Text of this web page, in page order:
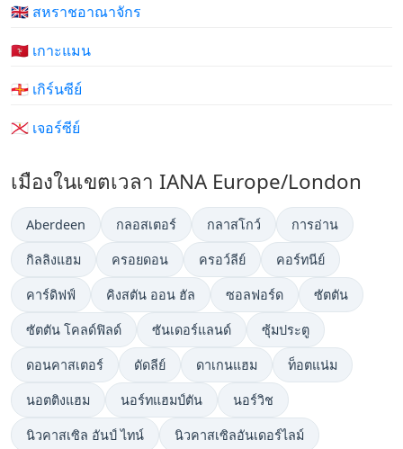
🇬🇧 สหราชอาณาจักร
🇮🇲 เกาะแมน
🇬🇬 เกิร์นซีย์
🇯🇪 เจอร์ซีย์
เมืองในเขตเวลา IANA Europe/London
Aberdeen กลอสเตอร์ กลาสโกว์ การอ่าน
กิลลิงแฮม ครอยดอน ครอว์ลีย์ คอร์ทนีย์
คาร์ดิฟฟ์ คิงสตัน ออน ฮัล ซอลฟอร์ด ซัตตัน
ซัตตัน โคลด์ฟิลด์ ซันเดอร์แลนด์ ซุ้มประตู
ดอนคาสเตอร์ ดัดลีย์ ดาเกนแฮม ท็อตแน่ม
นอตติงแฮม นอร์ทแฮมป์ตัน นอร์วิช
นิวคาสเซิล อันป์ ไทน์ นิวคาสเซิลอันเดอร์ไลม์